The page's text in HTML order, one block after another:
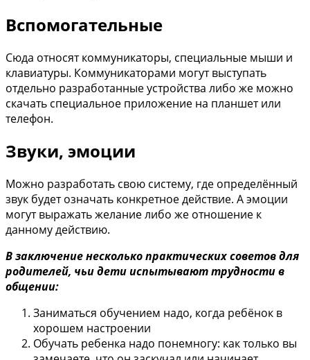
Вспомогательные
Сюда относят коммуникаторы, специальные мыши и
клавиатуры. Коммуникаторами могут выступать
отдельно разработанные устройства либо же можно
скачать специальное приложение на планшет или
телефон.
Звуки, эмоции
Можно разработать свою систему, где определённый
звук будет означать конкретное действие. А эмоции
могут выражать желание либо же отношение к
данному действию.
В заключение несколько практических советов для
родителей, чьи дети испытывают трудности в
общении:
Заниматься обучением надо, когда ребёнок в
хорошем настроении
Обучать ребенка надо понемногу: как только вы